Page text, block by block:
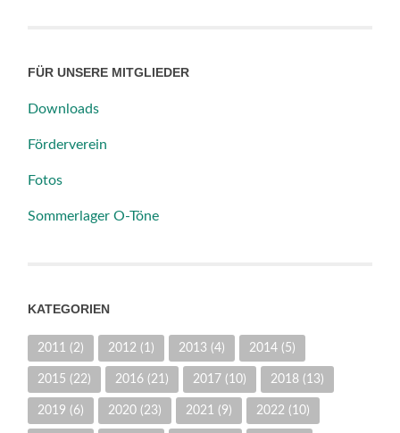
FÜR UNSERE MITGLIEDER
Downloads
Förderverein
Fotos
Sommerlager O-Töne
KATEGORIEN
2011 (2) 2012 (1) 2013 (4) 2014 (5)
2015 (22) 2016 (21) 2017 (10) 2018 (13)
2019 (6) 2020 (23) 2021 (9) 2022 (10)